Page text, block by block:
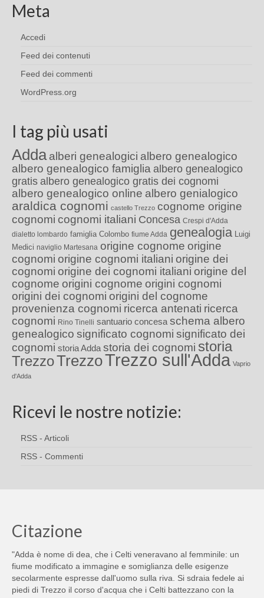
Meta
Accedi
Feed dei contenuti
Feed dei commenti
WordPress.org
I tag più usati
Adda alberi genealogici albero genealogico
albero genealogico famiglia albero genealogico
gratis albero genealogico gratis dei cognomi
albero genealogico online albero genialogico
araldica cognomi castello Trezzo cognome origine
cognomi cognomi italiani Concesa Crespi d'Adda
dialetto lombardo famiglia Colombo fiume Adda genealogia Luigi
Medici naviglio Martesana origine cognome origine
cognomi origine cognomi italiani origine dei
cognomi origine dei cognomi italiani origine del
cognome origini cognome origini cognomi
origini dei cognomi origini del cognome
provenienza cognomi ricerca antenati ricerca
cognomi Rino Tinelli santuario concesa schema albero
genealogico significato cognomi significato dei
cognomi storia Adda storia dei cognomi storia
TrezzoTrezzoTrezzo sull'Adda Vaprio
d'Adda
Ricevi le nostre notizie:
RSS - Articoli
RSS - Commenti
Citazione
"Adda è nome di dea, che i Celti veneravano al femminile: un
fiume modificato a immagine e somiglianza delle esigenze
secolarmente espresse dall'uomo sulla riva. Si sdraia fedele ai
piedi di Trezzo il corso d'acqua che i Celti battezzano con la